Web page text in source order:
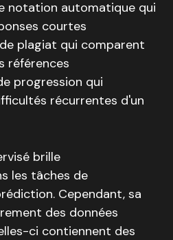
notation automatique qui
courtes
plagiat qui comparent
références
progression qui
récurrentes d'un
brille
les tâches de
Cependant, sa
des données
ci contiennent des